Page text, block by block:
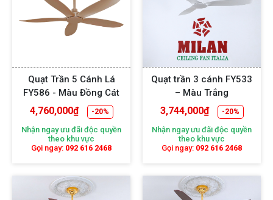
Quạt Trần 5 Cánh Lá
FY586 - Màu Đồng Cát
4,760,000₫ -20%
Nhận ngay ưu đãi độc quyền
theo khu vực
Gọi ngay: 092 616 2468
Quạt trần 3 cánh FY533
– Màu Trắng
3,744,000₫ -20%
Nhận ngay ưu đãi độc quyền
theo khu vực
Gọi ngay: 092 616 2468